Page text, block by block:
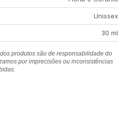
Unissex
30 ml
produtos são de responsabilidade do
por imprecisões ou inconsistências